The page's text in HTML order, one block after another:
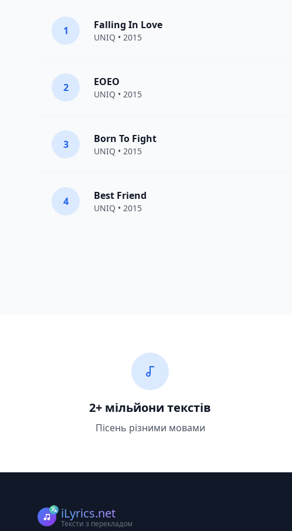
1 Falling In Love
UNIQ • 2015
2 EOEO
UNIQ • 2015
3 Born To Fight
UNIQ • 2015
4 Best Friend
UNIQ • 2015
2+ мільйони текстів
Пісень різними мовами
iLyrics.net
Тексти з перекладом